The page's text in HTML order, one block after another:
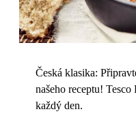
Česká klasika:
našeho receptu! Tesco
každý den.